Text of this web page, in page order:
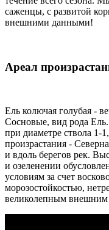
саженцы, с развитой
внешними данными!
Ареал
Ель колючая голубая -
Сосновые, вид рода
при диаметре ствола 1-
произрастания -
и вдоль берегов рек.
и озеленении
условиям за счет
морозостойкостью,
великолепным